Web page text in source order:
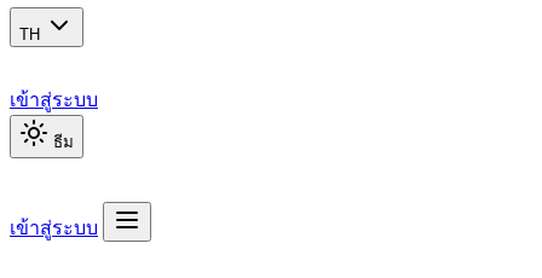
TH
เข้าสู่ระบบ
ธีม
เข้าสู่ระบบ